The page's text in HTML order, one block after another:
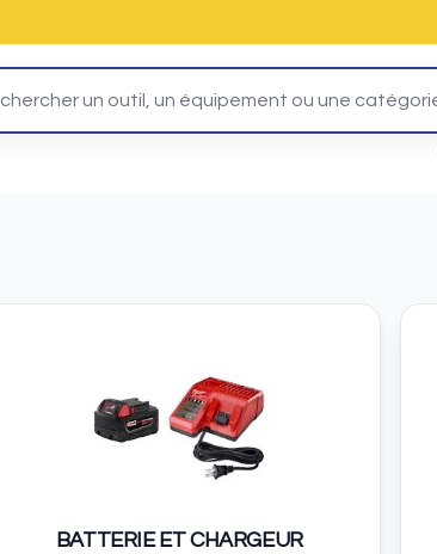
BATTERIE ET CHARGEUR